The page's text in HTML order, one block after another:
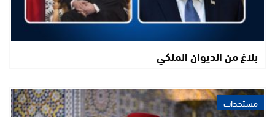
بلاغ من الديوان الملكي
مستجدات